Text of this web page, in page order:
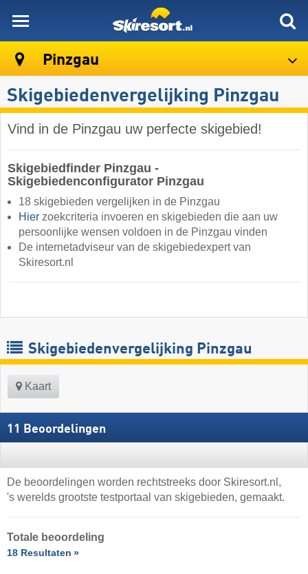
Pinzgau
Skigebiedenvergelijking Pinzgau
Vind in de Pinzgau uw perfecte skigebied!
Skigebiedfinder Pinzgau -
Skigebiedenconfigurator Pinzgau
18 skigebieden vergelijken in de Pinzgau
Hier zoekcriteria invoeren en skigebieden die aan uw
persoonlijke wensen voldoen in de Pinzgau vinden
De internetadviseur van de skigebiedexpert van
Skiresort.nl
Skigebiedenvergelijking Pinzgau
Kaart
11 Beoordelingen
De beoordelingen worden rechtstreeks door Skiresort.nl,
's werelds grootste testportaal van skigebieden, gemaakt.
Totale beoordeling
18 Resultaten